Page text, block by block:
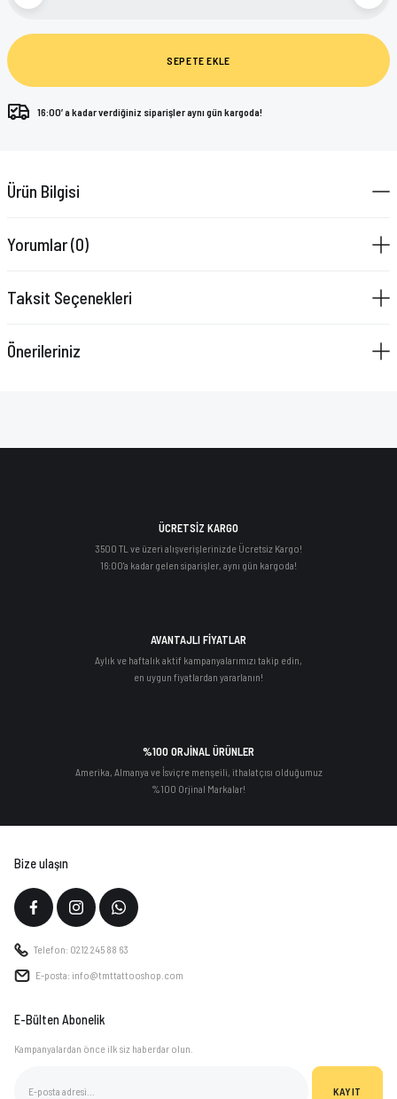
SEPETE EKLE
16:00’ a kadar verdiğiniz siparişler aynı gün kargoda!
Ürün Bilgisi
Yorumlar (0)
Taksit Seçenekleri
Önerileriniz
ÜCRETSİZ KARGO
3500 TL ve üzeri alışverişlerinizde Ücretsiz Kargo!
16:00'a kadar gelen siparişler, aynı gün kargoda!
AVANTAJLI FİYATLAR
Aylık ve haftalık aktif kampanyalarımızı takip edin,
en uygun fiyatlardan yararlanın!
%100 ORJİNAL ÜRÜNLER
Amerika, Almanya ve İsviçre menşeili, ithalatçısı olduğumuz
%100 Orjinal Markalar!
Bize ulaşın
Telefon: 0212 245 88 63
E-posta: info@tmttattooshop.com
E-Bülten Abonelik
Kampanyalardan önce ilk siz haberdar olun.
KAYIT